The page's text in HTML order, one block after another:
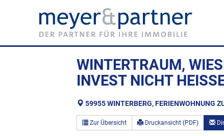
WINTERTRAUM,
INVEST NICHT
59955 WINTERBERG, FERIENWOHNUNG
Zur Übersicht Druckansicht (PDF)